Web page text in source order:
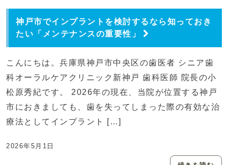
神戸市でインプラントを検討するなら知っておき
たい「メンテナンスの重要性」
こんにちは。兵庫県神戸市中央区の歯医者 シニア歯
科オーラルケアクリニック新神戸 歯科医師 院長の小
松原秀紀です。 2026年の現在、当院が位置する神戸
市におきましても、歯を失ってしまった際の有効な治
療法としてインプラント […]
2026年5月1日